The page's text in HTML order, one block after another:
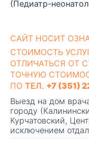
(Педиатр-
CАЙТ НОСИТ
СТОИМОСТЬ
ОТЛИЧАТЬСЯ ОТ
ТОЧНУЮ
ПО ТЕЛ. +7 (351)
Выезд на дом
городу
Курчатовский,
исключением